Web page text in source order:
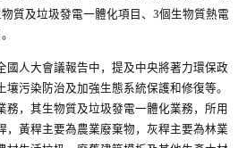
質及垃圾發電一體化項目、3個生物質熱電
國人大會議報告中，提及中央將著力環保政
污染防治及加強生態系統保護和修復等。
務，其生物質及垃圾發電一體化業務，所用
，黃稈主要為農業廢棄物，灰稈主要為林業